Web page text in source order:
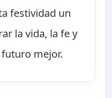
festividad un
la vida, la fe y
mejor.